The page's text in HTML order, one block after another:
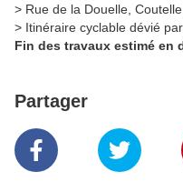
> Rue de la Douelle,
> Itinéraire cyclable dévié
Fin des travaux estimé en
Partager